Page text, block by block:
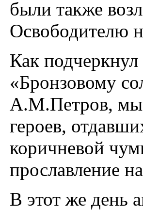
были также
Освободителю
Как
«Бронзовому
А.М.Петров, мы
героев,
коричневой
прославление
В этот же день